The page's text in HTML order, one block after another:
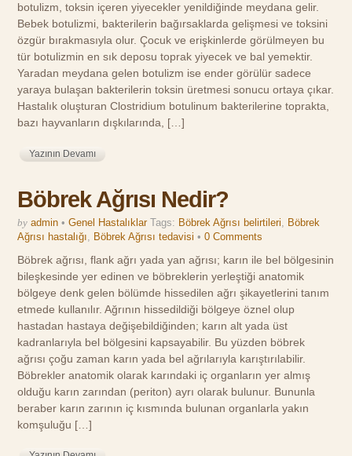
botulizm, toksin içeren yiyecekler yenildiğinde meydana gelir.
Bebek botulizmi, bakterilerin bağırsaklarda gelişmesi ve toksini
özgür bırakmasıyla olur. Çocuk ve erişkinlerde görülmeyen bu
tür botulizmin en sık deposu toprak yiyecek ve bal yemektir.
Yaradan meydana gelen botulizm ise ender görülür sadece
yaraya bulaşan bakterilerin toksin üretmesi sonucu ortaya çıkar.
Hastalık oluşturan Clostridium botulinum bakterilerine toprakta,
bazı hayvanların dışkılarında, […]
Yazının Devamı
Böbrek Ağrısı Nedir?
by admin • Genel Hastalıklar Tags: Böbrek Ağrısı belirtileri
Böbrek
Ağrısı hastalığı
Böbrek Ağrısı tedavisi •0 Comments
Böbrek ağrısı, flank ağrı yada yan ağrısı; karın ile bel bölgesinin
bileşkesinde yer edinen ve böbreklerin yerleştiği anatomik
bölgeye denk gelen bölümde hissedilen ağrı şikayetlerini tanım
etmede kullanılır. Ağrının hissedildiği bölgeye öznel olup
hastadan hastaya değişebildiğinden; karın alt yada üst
kadranlarıyla bel bölgesini kapsayabilir. Bu yüzden böbrek
ağrısı çoğu zaman karın yada bel ağrılarıyla karıştırılabilir.
Böbrekler anatomik olarak karındaki iç organların yer almış
olduğu karın zarından (periton) ayrı olarak bulunur. Bununla
beraber karın zarının iç kısmında bulunan organlarla yakın
komşuluğu […]